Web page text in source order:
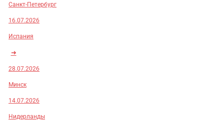
Санкт-Петербург
16.07.2026
Испания
➜
28.07.2026
Минск
14.07.2026
Нидерланды